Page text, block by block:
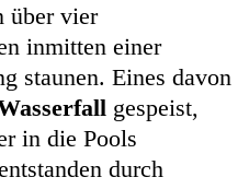
über vier
inmitten einer
staunen. Eines davon
gespeist,
in die Pools
durch